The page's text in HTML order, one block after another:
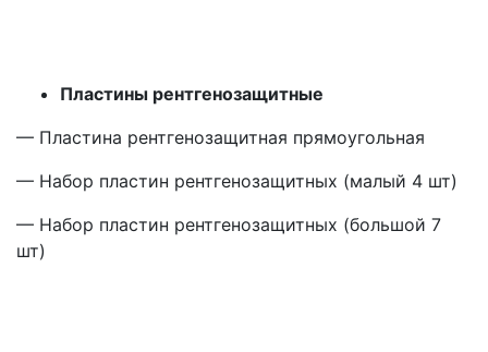
Пластины рентгенозащитные
— Пластина рентгенозащитная прямоугольная
— Набор пластин рентгенозащитных (малый 4 шт)
— Набор пластин рентгенозащитных (большой 7
шт)